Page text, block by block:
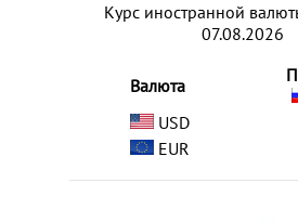
Курс иностранной
07.08.2026
Валюта
USD
EUR